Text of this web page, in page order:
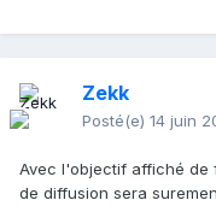
Zekk
Posté(e) 14 juin
Avec l'objectif affiché de
de diffusion sera